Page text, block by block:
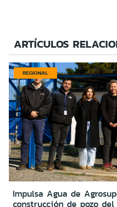
ARTÍCULOS
REGIONAL
Impulsa Agua de
construcción de pozo